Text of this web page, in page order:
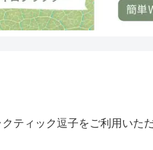
ティック逗子をご利用いた